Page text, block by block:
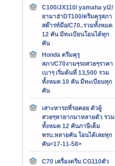
C100/JX110/ yamaha yl2/
ยามาฮ่าDT100/ดรีมคุรุสภา
สต๊ารท์มือ/C70..รวมทั้งหมด
12 คัน มีทะเบียนโอนได้ทุก
คัน
Honda ดรีมคุรุ
สภา/C70งามๆรถสวยๆราคา
เบาๆ เริ่มต้นที่ 13,500 รวม
ทั้งหมด 10 คัน มีทะเบียนทุก
คัน
เสาะหารถที่รอคอย ตัวผู้
สวยๆหายากมาหลายตัว รวม
ทั้งหมด 12 คันภาษีเต็ม
พรบ.หลายคัน โอนได้เลยทุก
คัน<17-11-58>
C70 เครื่องดรีม CG110ตัว